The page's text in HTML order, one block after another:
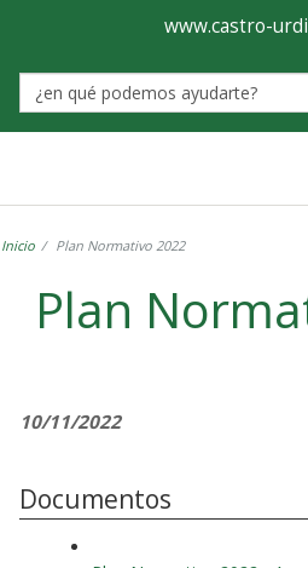
de
Castro-
www.castro-
Label
Inicio Plan Normativo 2022
Plan
10/11/2022
Documentos